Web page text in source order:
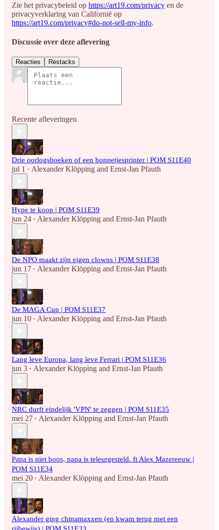
Zie het privacybeleid op https://art19.com/privacy en de
privacyverklaring van Californië op
https://art19.com/privacy#do-not-sell-my-info.
Discussie over deze aflevering
Reacties Restacks
Recente afleveringen
Drie oorlogsboeken of een bonnetjesprinter | POM S11E40
jul 1 • Alexander Klöpping and Ernst-Jan Pfauth
Hype te koop | POM S11E39
jun 24 • Alexander Klöpping and Ernst-Jan Pfauth
De NPO maakt zijn eigen clowns | POM S11E38
jun 17 • Alexander Klöpping and Ernst-Jan Pfauth
De MAGA Cup | POM S11E37
jun 10 • Alexander Klöpping and Ernst-Jan Pfauth
Lang leve Europa, lang leve Ferrari | POM S11E36
jun 3 • Alexander Klöpping and Ernst-Jan Pfauth
NRC durft eindelijk 'VPN' te zeggen | POM S11E35
mei 27 • Alexander Klöpping and Ernst-Jan Pfauth
Papa is niet boos, papa is teleurgesteld. ft Alex Mazereeuw |
POM S11E34
mei 20 • Alexander Klöpping and Ernst-Jan Pfauth
Alexander ging chinamaxxen (en kwam terug met een